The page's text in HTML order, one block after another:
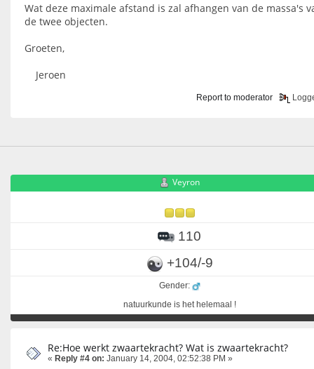
Wat deze maximale afstand is zal afhangen van de massa's
de twee objecten.
Groeten,
Jeroen
Report to moderator
Veyron
110
+104/-9
Gender:
natuurkunde is het helemaal !
Re:Hoe werkt zwaartekracht? Wat is zwaartekracht?
« Reply #4 on: January 14, 2004, 02:52:38 PM »